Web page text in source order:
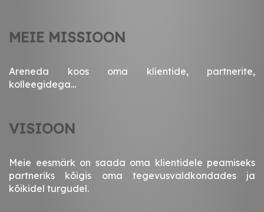
MEIE MISSIOON
Areneda koos oma klientide, partnerite,
kolleegidega...
VISIOON
Meie eesmärk on saada oma klientidele peamiseks
partneriks kõigis oma tegevusvaldkondades ja
kõikidel turgudel.